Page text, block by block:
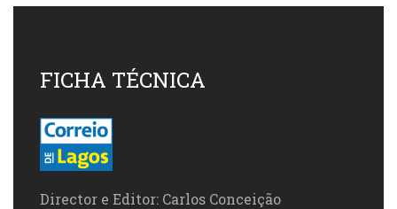
FICHA TÉCNICA
Director e Editor: Carlos Conceição